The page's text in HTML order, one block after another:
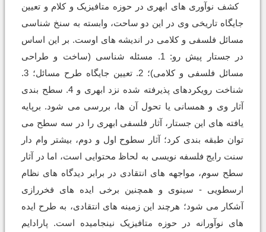
کشف نوآوری های ابهری در حوزه متافیزیک و کلام و تعیین
جایگاه تاریخی وی در این دو ساحت، وابسته به سنخ شناسی
مسائل فلسفی و کلامی در اندیشه های اوست. بر این اساس
در جستار پیش رو: 1. مسئله شناسی (ساخت و طراحی
مسائل فلسفی و کلامی)؛ 2. تعیین جایگاه طرح مسائل؛ 3.
شناخت رویکردهای پذیرفته شده نزد ابهری و 4. سطح بندی
آثار وی و همسانی یا تحول آن ها، بررسی می شود. برپایه
یافته های این جستار، آثار فلسفی ابهری را در سه سطح می
توان طبقه بندی کرد؛ آثار سطوح اول و دوم، بیشتر وام دار
سنت رایج فلسفه نویسی به لحاظ محتوایی است، اما در آثار
سطح سوم، مواجهه های انتقادی در برابر دیدگاه های نظام
ارسطویی - سینوی و همچنین برخی ایده های فخررازی
آشکار می شود؛ هرچند این زمینه های انتقادی، به طرح ایده
های نوآورانه در حوزه متافیزیک نینجامیده است. پارادایم